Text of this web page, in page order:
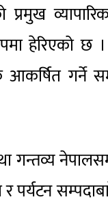
हेरिएको
आकर्षित गर्ने
गन्तव्य
पर्यटन